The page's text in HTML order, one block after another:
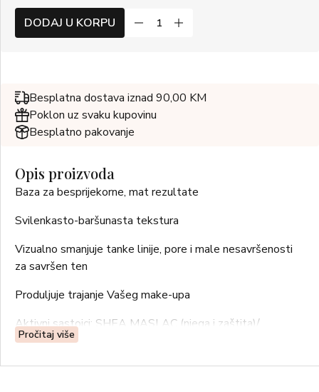
DODAJ U KORPU
Besplatna dostava iznad 90,00 KM
Poklon uz svaku kupovinu
Besplatno pakovanje
Opis proizvoda
Baza za besprijekorne, mat rezultate
Svilenkasto-baršunasta tekstura
Vizualno smanjuje tanke linije, pore i male nesavršenosti
za savršen ten
Produljuje trajanje Vašeg make-upa
Aktivni sastojci: SHEA MASLAC (njega i zaštita)/
VITAMINI E+C (hidratacija i antioksidansi)/ ELASTOMERI
Pročitaj više